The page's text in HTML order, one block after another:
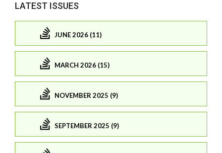
LATEST ISSUES
JUNE 2026 (11)
MARCH 2026 (15)
NOVEMBER 2025 (9)
SEPTEMBER 2025 (9)